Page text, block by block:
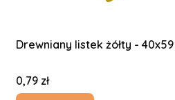
Drewniany listek żółty -
Cena
0,79 zł